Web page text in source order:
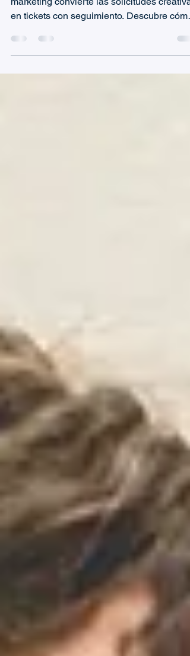
de marketing en Microsoft
marketing convierte las solicitudes
en tickets con seguimiento. Descubre cómo
funciona en Microsoft Teams.